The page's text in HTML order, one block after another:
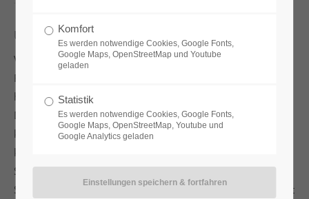
Überalterte Spindanlagen – teuer und aufwändig
Viele Spindanlagen, zum Beispiel in Freizeiteinrichtungen,
Fitnessstudios oder Mitarbeiterumkleiden sind noch mit
herkömmlichen, mechanischen Schlössern ausgestattet.
Das ist für den Betreiber häufig mit zeit- und
kostenaufwändigen Umständen verbunden. Denn es
kommt nicht selten vor, dass die
Schlüssel verlegen oder verlieren. Dann müssen die
Schlüssel nachgemacht werden, die Schlösser ausgetauscht
Komfort
Es werden notwendige Cookies, Google Fonts,
Google Maps, OpenStreetMap und Youtube
geladen
Statistik
Es werden notwendige Cookies, Google Fonts,
Google Maps, OpenStreetMap, Youtube und
Google Analytics geladen